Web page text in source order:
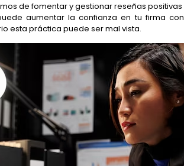
de fomentar y gestionar reseñas
aumentar la confianza en tu firma
esta práctica puede ser mal vista.